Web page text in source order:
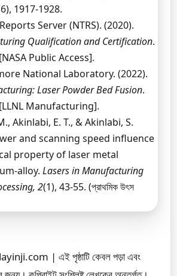
1917-1928.
Server (NTRS). (2020).
Qualification and Certification.
Public Access].
National Laboratory. (2022).
Laser Powder Bed Fusion.
Manufacturing].
Akinlabi, E. T., & Akinlabi, S.
and scanning speed influence
property of laser metal
alloy. Lasers in Manufacturing
2(1), 43-55. (প্রাথমিক উৎস
| এই পৃষ্ঠাটি কেবল পড়া এবং